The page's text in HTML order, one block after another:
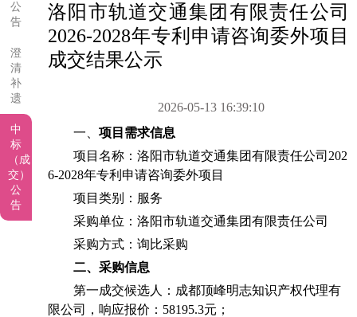
公
告
澄
清
补
遗
中
标
（成
交）
公
告
洛阳市轨道交通集团有限责任公司
2026-2028年专利申请咨询委外项目
成交结果公示
2026-05-13 16:39:10
一、 项目需求信息
项目名称：洛阳市轨道交通集团有限责任公司202
6-2028年专利申请咨询委外项目
项目类别：服务
采购单位：洛阳市轨道交通集团有限责任公司
采购方式：询比采购
二、采购信息
第一成交候选人：成都顶峰明志知识产权代理有
限公司，响应报价：58195.3元；